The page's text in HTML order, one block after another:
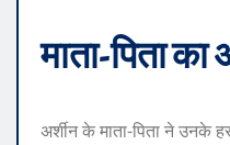
माता-पिता
अर्शीन के माता-पिता ने